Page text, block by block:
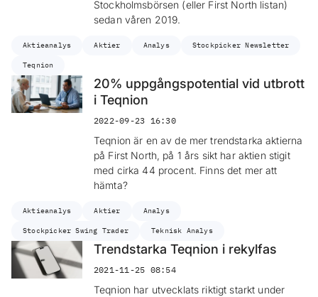
Stockholmsbörsen (eller First North listan)
sedan våren 2019.
Aktieanalys Aktier Analys Stockpicker Newsletter
Teqnion
20% uppgångspotential vid utbrott
i Teqnion
2022-09-23 16:30
Teqnion är en av de mer trendstarka aktierna
på First North, på 1 års sikt har aktien stigit
med cirka 44 procent. Finns det mer att
hämta?
Aktieanalys Aktier Analys
Stockpicker Swing Trader Teknisk Analys
Trendstarka Teqnion i rekylfas
2021-11-25 08:54
Teqnion har utvecklats riktigt starkt under